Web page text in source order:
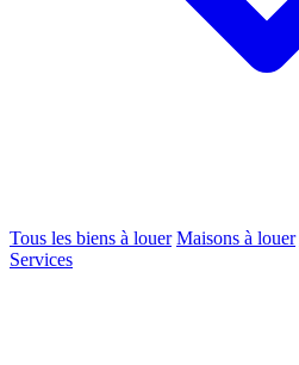
Tous les biens à louer Maisons à louer
Services